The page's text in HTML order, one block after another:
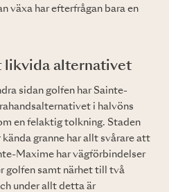
växa har efterfrågan bara en
likvida alternativet
sidan golfen har Sainte-
i halvöns
en felaktig tolkning. Staden
granne har allt svårare att
Maxime har vägförbindelser
golfen samt närhet till två
under allt detta är